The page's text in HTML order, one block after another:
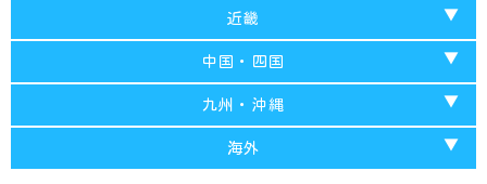
秋田
岩手
山形
宮城
山梨
岐阜
新潟
石川
千葉
埼玉
東京都
近畿
京都府
兵庫
和歌山
中国・四国
山口
岡山
九州・沖縄
福岡
海外